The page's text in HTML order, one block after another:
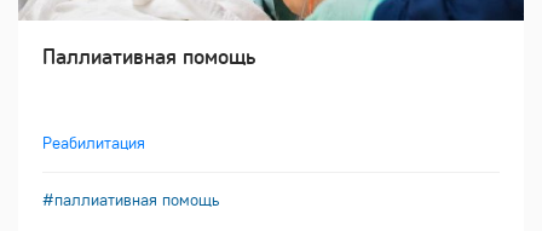
Паллиативная помощь
Реабилитация
#паллиативная помощь